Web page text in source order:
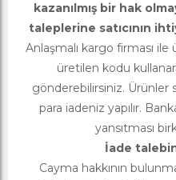
kazanılmış bir hak
taleplerine satıcının
Anlaşmalı kargo firması
üretilen kodu
gönderebilirsiniz. Ürünler
para iadeniz yapılır.
yansıtması
İade
Cayma hakkının